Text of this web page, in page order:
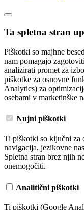
Ta spletna stran
Piškotki so majhne
nam pomagajo
analizirati promet za
piškotke za osnovne
Analytics) za
osebami v marketinške
Nujni piškotki
Ti piškotki so ključni za
navigacija, jezikovne
Spletna stran brez njih
onemogočiti.
Analitični piškotki
Ti piškotki (Google